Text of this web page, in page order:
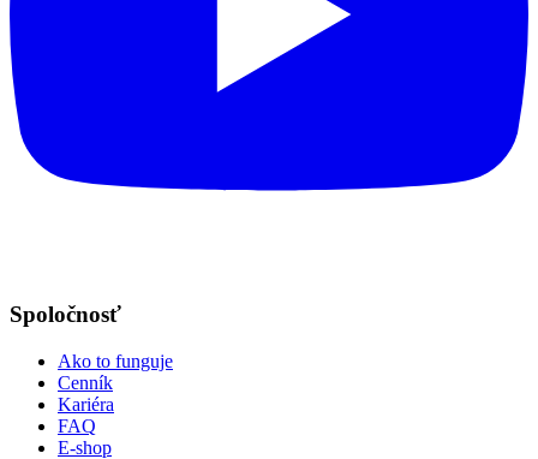
Spoločnosť
Ako to funguje
Cenník
Kariéra
FAQ
E-shop